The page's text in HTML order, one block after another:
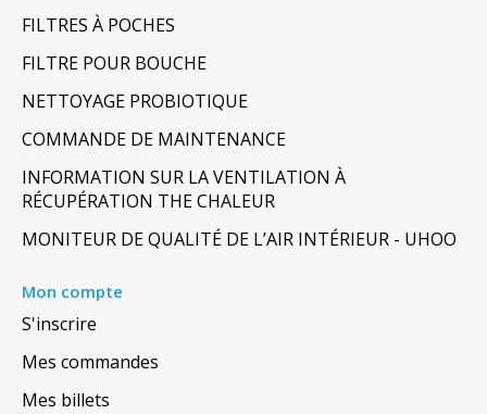
FILTRES À POCHES
FILTRE POUR BOUCHE
NETTOYAGE PROBIOTIQUE
COMMANDE DE MAINTENANCE
INFORMATION SUR LA VENTILATION À
RÉCUPÉRATION THE CHALEUR
MONITEUR DE QUALITÉ DE L’AIR INTÉRIEUR - UHOO
Mon compte
S'inscrire
Mes commandes
Mes billets